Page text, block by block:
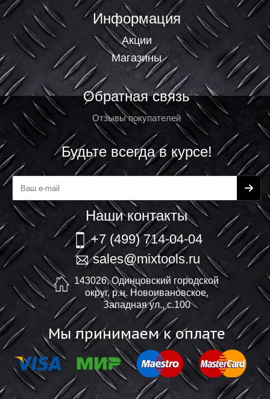
Информация
Акции
Магазины
Обратная связь
Отзывы покупателей
Будьте всегда в курсе!
Наши контакты
+7 (499) 714-04-04
sales@mixtools.ru
143026, Одинцовский городской
округ, р.н. Новоивановское,
Западная ул., с.100
Мы принимаем к оплате